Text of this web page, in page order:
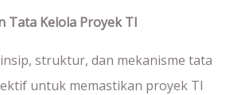
Tata Kelola Proyek TI
struktur, dan mekanisme tata
untuk memastikan proyek TI